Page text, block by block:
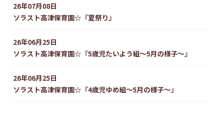
26年07月08日
ソラスト高津保育園☆『夏祭り』
26年06月25日
ソラスト高津保育園☆『5歳児たいよう組〜5月の様子〜』
26年06月25日
ソラスト高津保育園☆『4歳児ゆめ組〜5月の様子〜』